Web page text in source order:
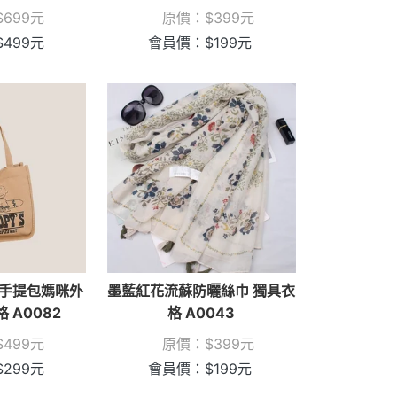
699元
499元
原價： $399元
會員價： $199元
提包媽咪外
A0082
499元
299元
墨藍紅花流蘇防曬絲巾 獨具衣
格 A0043
原價： $399元
會員價： $199元